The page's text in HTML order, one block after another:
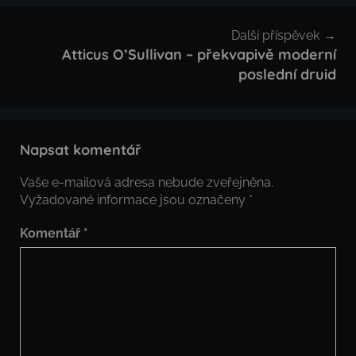
Další příspěvek
Atticus O’Sullivan – překvapivě moderní
poslední druid
Napsat komentář
Vaše e-mailová adresa nebude zveřejněna.
Vyžadované informace jsou označeny *
Komentář *